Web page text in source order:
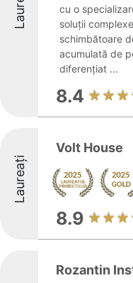
cu o
soluții
schimbătoare
acumulată de
diferențiat ...
8.4
Laureați
Volt House
8.9
Rozantin